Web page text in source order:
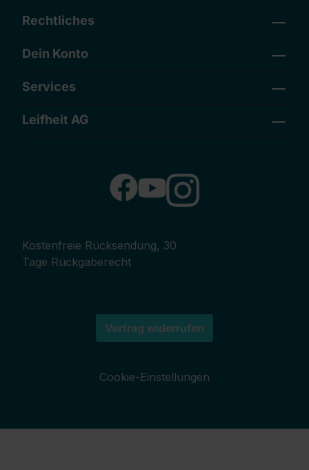
Rechtliches
Dein Konto
Services
Leifheit AG
Kostenfreie Rücksendung, 30
Tage Rückgaberecht
Vertrag widerrufen
Cookie-Einstellungen